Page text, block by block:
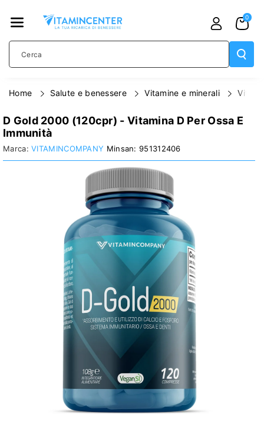
AI CONTE
Cerca
0
home salute e benessere vitamine e minerali
D Gold 2000 (120cpr) - Vitamina D Per Ossa E
Immunità
VITAMINCOMPANY 951312406
PASSA ALLE